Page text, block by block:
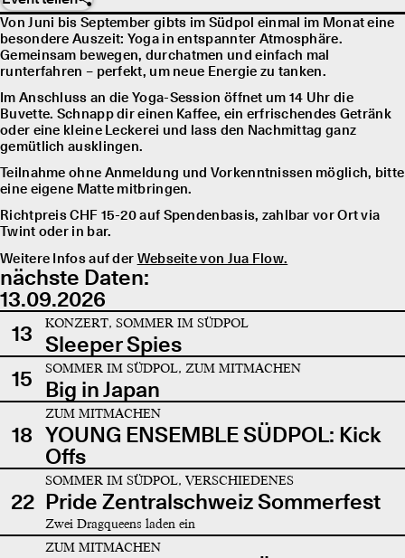
Von Juni bis September gibts im Südpol einmal im Monat eine
besondere Auszeit: Yoga in entspannter Atmosphäre.
Gemeinsam bewegen, durchatmen und einfach mal
runterfahren – perfekt, um neue Energie zu tanken.
Im Anschluss an die Yoga-Session öffnet um 14 Uhr die
Buvette. Schnapp dir einen Kaffee, ein erfrischendes Getränk
oder eine kleine Leckerei und lass den Nachmittag ganz
gemütlich ausklingen.
Teilnahme ohne Anmeldung und Vorkenntnissen möglich, bitte
eine eigene Matte mitbringen.
Richtpreis CHF 15-20 auf Spendenbasis, zahlbar vor Ort via
Twint oder in bar.
Weitere Infos auf der Webseite von Jua Flow.
nächste Daten:
13.09.2026
13
KONZERT, SOMMER IM SÜDPOL
Sleeper Spies
15
SOMMER IM SÜDPOL, ZUM MITMACHEN
Big in Japan
18
ZUM MITMACHEN
YOUNG ENSEMBLE SÜDPOL: Kick
Offs
22
SOMMER IM SÜDPOL, VERSCHIEDENES
Pride Zentralschweiz Sommerfest
Zwei Dragqueens laden ein
ZUM MITMACHEN